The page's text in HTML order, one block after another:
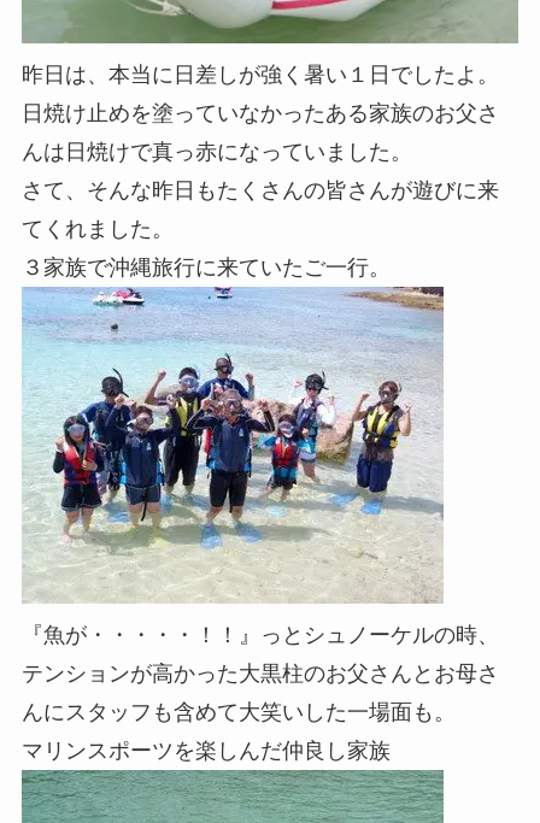
昨日は、本当に日差しが強く暑い１日でしたよ。
日焼け止めを塗っていなかったある家族のお父さ
んは日焼けで真っ赤になっていました。
さて、そんな昨日もたくさんの皆さんが遊びに来
てくれました。
３家族で沖縄旅行に来ていたご一行。
『魚が・・・・・！！』っとシュノーケルの時、
テンションが高かった大黒柱のお父さんとお母さ
んにスタッフも含めて大笑いした一場面も。
マリンスポーツを楽しんだ仲良し家族